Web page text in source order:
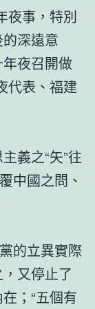
夜事，特別
深遠意
夜召開做
代表、福建
義之“矢”往
中國之問、
的立異實際
又停止了
；“五個有